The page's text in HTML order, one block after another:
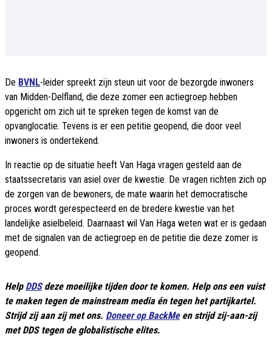
De BVNL-leider spreekt zijn steun uit voor de bezorgde inwoners
van Midden-Delfland, die deze zomer een actiegroep hebben
opgericht om zich uit te spreken tegen de komst van de
opvanglocatie. Tevens is er een petitie geopend, die door veel
inwoners is ondertekend.
In reactie op de situatie heeft Van Haga vragen gesteld aan de
staatssecretaris van asiel over de kwestie. De vragen richten zich op
de zorgen van de bewoners, de mate waarin het democratische
proces wordt gerespecteerd en de bredere kwestie van het
landelijke asielbeleid. Daarnaast wil Van Haga weten wat er is gedaan
met de signalen van de actiegroep en de petitie die deze zomer is
geopend.
Help DDSdeze moeilijke tijden door te komen. Help ons een vuist
te maken tegen de mainstream media én tegen het partijkartel.
Strijd zij aan zij met ons. Doneer op BackMeen strijd zij-aan-zij
met DDS tegen de globalistische elites.